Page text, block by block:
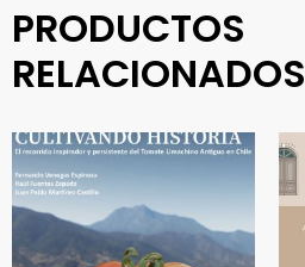
PRODUCTOS
RELACIONADOS